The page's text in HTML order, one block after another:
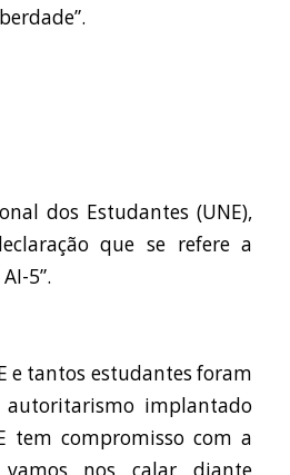
dos Estudantes (UNE),
que se refere a
5”.
e tantos estudantes foram
autoritarismo implantado
tem compromisso com a